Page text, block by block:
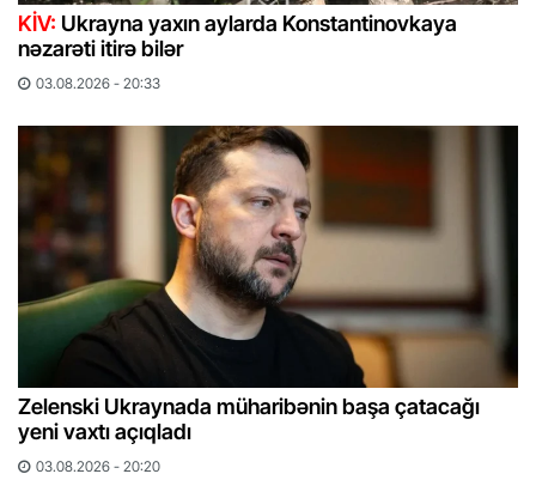
KİV: Ukrayna yaxın aylarda Konstantinovkaya
nəzarəti itirə bilər
03.08.2026 - 20:33
Zelenski Ukraynada müharibənin başa çatacağı
yeni vaxtı açıqladı
03.08.2026 - 20:20